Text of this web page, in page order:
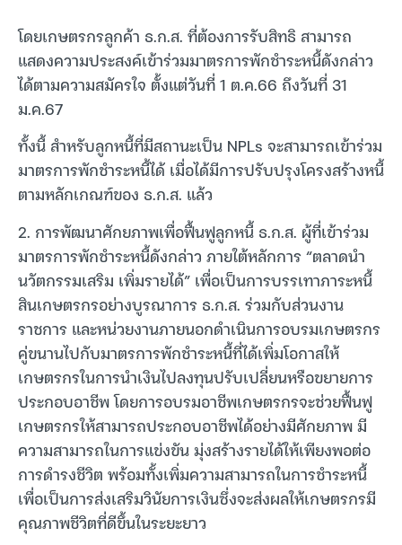
โดยเกษตรกรลูกค้า ธ.ก.ส. ที่ต้องการรับสิทธิ สามารถ
แสดงความประสงค์เข้าร่วมมาตรการพักชำระหนี้ดังกล่าว
ได้ตามความสมัครใจ ตั้งแต่วันที่ 1 ต.ค.66 ถึงวันที่ 31
ม.ค.67
ทั้งนี้ สำหรับลูกหนี้ที่มีสถานะเป็น NPLs จะสามารถเข้าร่วม
มาตรการพักชำระหนี้ได้ เมื่อได้มีการปรับปรุงโครงสร้างหนี้
ตามหลักเกณฑ์ของ ธ.ก.ส. แล้ว
2. การพัฒนาศักยภาพเพื่อฟื้นฟูลูกหนี้ ธ.ก.ส. ผู้ที่เข้าร่วม
มาตรการพักชำระหนี้ดังกล่าว ภายใต้หลักการ “ตลาดนำ
นวัตกรรมเสริม เพิ่มรายได้” เพื่อเป็นการบรรเทาภาระหนี้
สินเกษตรกรอย่างบูรณาการ ธ.ก.ส. ร่วมกับส่วนงาน
ราชการ และหน่วยงานภายนอกดำเนินการอบรมเกษตรกร
คู่ขนานไปกับมาตรการพักชำระหนี้ที่ได้เพิ่มโอกาสให้
เกษตรกรในการนำเงินไปลงทุนปรับเปลี่ยนหรือขยายการ
ประกอบอาชีพ โดยการอบรมอาชีพเกษตรกรจะช่วยฟื้นฟู
เกษตรกรให้สามารถประกอบอาชีพได้อย่างมีศักยภาพ มี
ความสามารถในการแข่งขัน มุ่งสร้างรายได้ให้เพียงพอต่อ
การดำรงชีวิต พร้อมทั้งเพิ่มความสามารถในการชำระหนี้
เพื่อเป็นการส่งเสริมวินัยการเงินซึ่งจะส่งผลให้เกษตรกรมี
คุณภาพชีวิตที่ดีขึ้นในระยะยาว